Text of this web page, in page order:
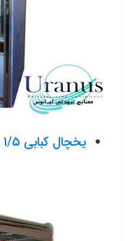
یخچال کبابی 1/5 متری